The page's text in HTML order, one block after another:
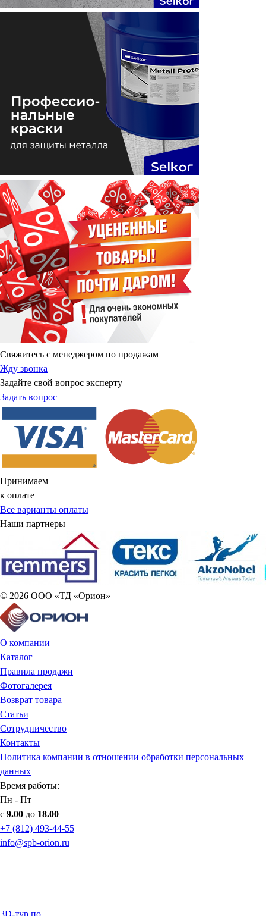
Свяжитесь с менеджером по продажам
Жду звонка
Задайте свой вопрос эксперту
Задать вопрос
Принимаем
к оплате
Все варианты оплаты
Наши партнеры
© 2026 ООО «ТД «Орион»
О компании
Каталог
Правила продажи
Фотогалерея
Возврат товара
Статьи
Сотрудничество
Контакты
Политика компании в отношении обработки персональных
данных
Время работы:
Пн - Пт
с 9.00 до 18.00
+7 (812) 493-44-55
info@spb-orion.ru